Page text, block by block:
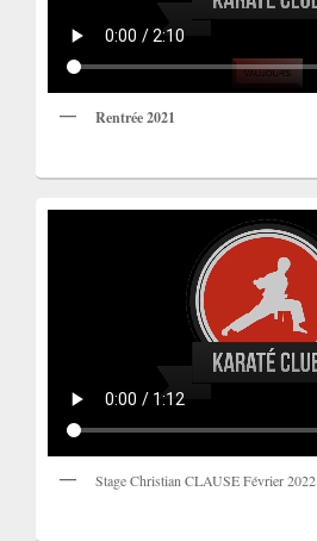
Rentrée 2021
Stage Christian CLAUSE Février 2022